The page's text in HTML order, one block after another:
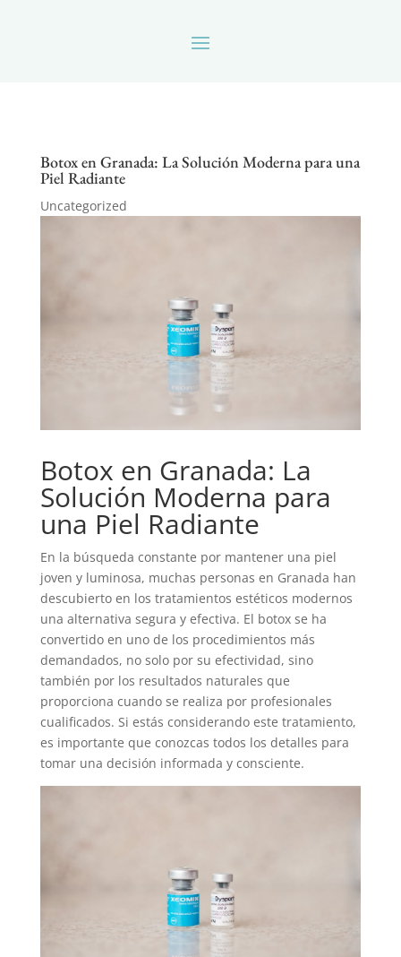
Botox en Granada: La Solución Moderna para una
Piel Radiante
Uncategorized
Botox en Granada: La
Solución Moderna para
una Piel Radiante
En la búsqueda constante por mantener una piel
joven y luminosa, muchas personas en Granada han
descubierto en los tratamientos estéticos modernos
una alternativa segura y efectiva. El botox se ha
convertido en uno de los procedimientos más
demandados, no solo por su efectividad, sino
también por los resultados naturales que
proporciona cuando se realiza por profesionales
cualificados. Si estás considerando este tratamiento,
es importante que conozcas todos los detalles para
tomar una decisión informada y consciente.